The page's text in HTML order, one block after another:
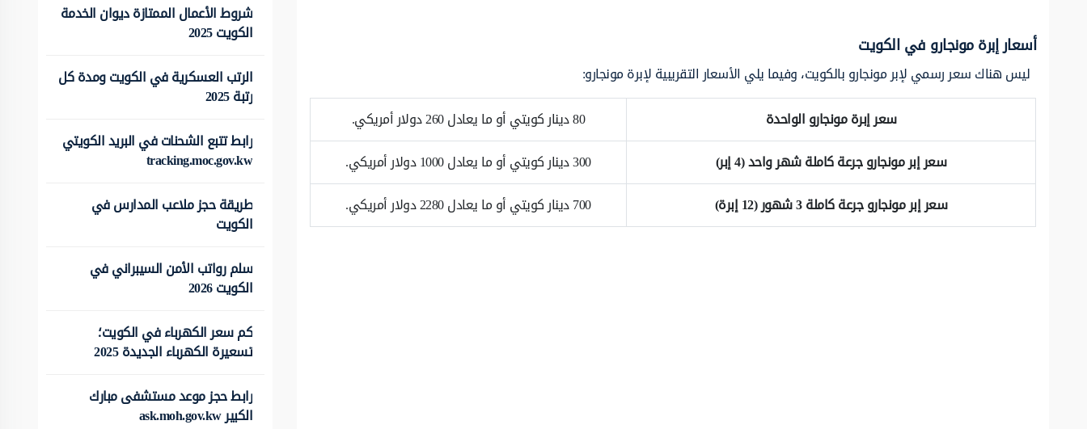
أسعار إبرة مونجارو في الكويت
ليس هناك سعر رسمي لإبر مونجارو بالكويت، وفيما يلي الأسعار التقريبية لإبرة مونجارو:
سعر إبرة مونجارو الواحدة
80 دينار كويتي أو ما يعادل 260 دولار أمريكي.
سعر إبر مونجارو جرعة كاملة شهر واحد (4 إبر)
300 دينار كويتي أو ما يعادل 1000 دولار أمريكي.
سعر إبر مونجارو جرعة كاملة 3 شهور (12 إبرة)
700 دينار كويتي أو ما يعادل 2280 دولار أمريكي.
شروط الأعمال الممتازة ديوان الخدمة
الكويت 2025
الرتب العسكرية في الكويت ومدة كل
رتبة 2025
رابط تتبع الشحنات في البريد الكويتي
tracking.moc.gov.kw
طريقة حجز ملاعب المدارس في
الكويت
سلم رواتب الأمن السيبراني في
الكويت 2026
كم سعر الكهرباء في الكويت؛
تسعيرة الكهرباء الجديدة 2025
رابط حجز موعد مستشفى مبارك
الكبير ask.moh.gov.kw